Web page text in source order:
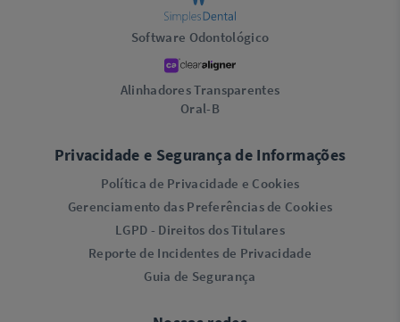
Software Odontológico
Alinhadores Transparentes
Oral-B
Privacidade e Segurança de Informações
Política de Privacidade e Cookies
Gerenciamento das Preferências de Cookies
LGPD - Direitos dos Titulares
Reporte de Incidentes de Privacidade
Guia de Segurança